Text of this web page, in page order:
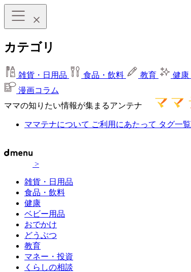
カテゴリ
雑貨・日用品 食品・飲料 教育 健康
漫画コラム
ママの知りたい情報が集まるアンテナ
ママテナについて ご利用にあたって タグ一覧
>
雑貨・日用品
食品・飲料
健康
ベビー用品
おでかけ
どうぶつ
教育
マネー・投資
くらしの相談